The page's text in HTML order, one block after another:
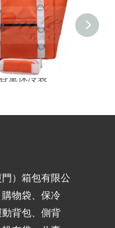
量保冷袋
）箱包有限公
物袋、保冷
背包、側背